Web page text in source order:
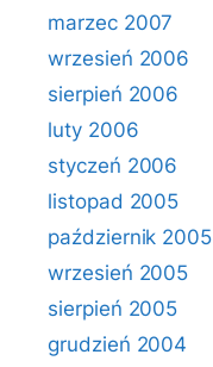
marzec 2007
wrzesień 2006
sierpień 2006
luty 2006
styczeń 2006
listopad 2005
październik 2005
wrzesień 2005
sierpień 2005
grudzień 2004